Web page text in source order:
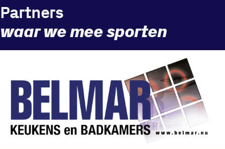
Partners
waar we mee sporten